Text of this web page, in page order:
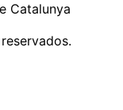
Catalunya